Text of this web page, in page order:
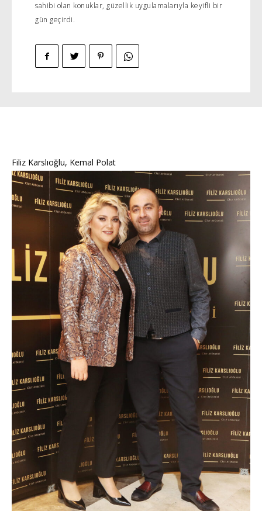
sahibi olan konuklar, güzellik uygulamalarıyla keyifli bir
gün geçirdi.
Filiz Karslıoğlu, Kemal Polat